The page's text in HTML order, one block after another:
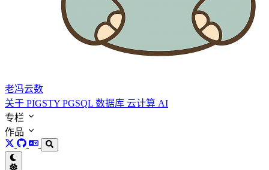
老冯云数
关于 PIGSTY PGSQL 数据库 云计算 AI
专栏
作品